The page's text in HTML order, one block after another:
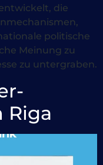
die
politische
Meinung zu
zu untergraben.
Riga